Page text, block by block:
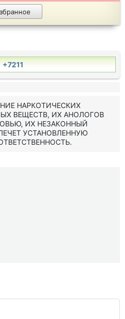
+7211
НАРКОТИЧЕСКИХ
ВЕЩЕСТВ, ИХ АНОЛОГОВ
ИХ НЕЗАКОННЫЙ
УСТАНОВЛЕННУЮ